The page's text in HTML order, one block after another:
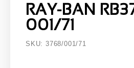
RAY-BAN
001/71
SKU: 3768/001/71